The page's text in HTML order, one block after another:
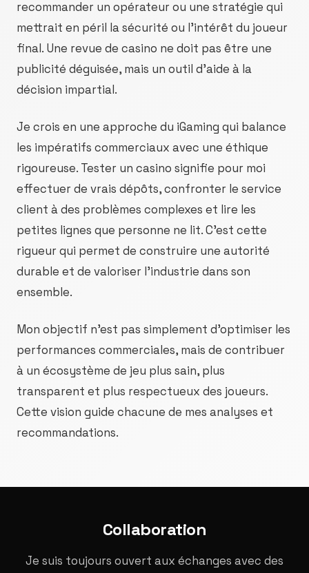
recommander un opérateur ou une stratégie qui
mettrait en péril la sécurité ou l'intérêt du joueur
final. Une revue de casino ne doit pas être une
publicité déguisée, mais un outil d'aide à la
décision impartial.
Je crois en une approche du iGaming qui balance
les impératifs commerciaux avec une éthique
rigoureuse. Tester un casino signifie pour moi
effectuer de vrais dépôts, confronter le service
client à des problèmes complexes et lire les
petites lignes que personne ne lit. C'est cette
rigueur qui permet de construire une autorité
durable et de valoriser l'industrie dans son
ensemble.
Mon objectif n'est pas simplement d'optimiser les
performances commerciales, mais de contribuer
à un écosystème de jeu plus sain, plus
transparent et plus respectueux des joueurs.
Cette vision guide chacune de mes analyses et
recommandations.
Collaboration
Je suis toujours ouvert aux échanges avec des